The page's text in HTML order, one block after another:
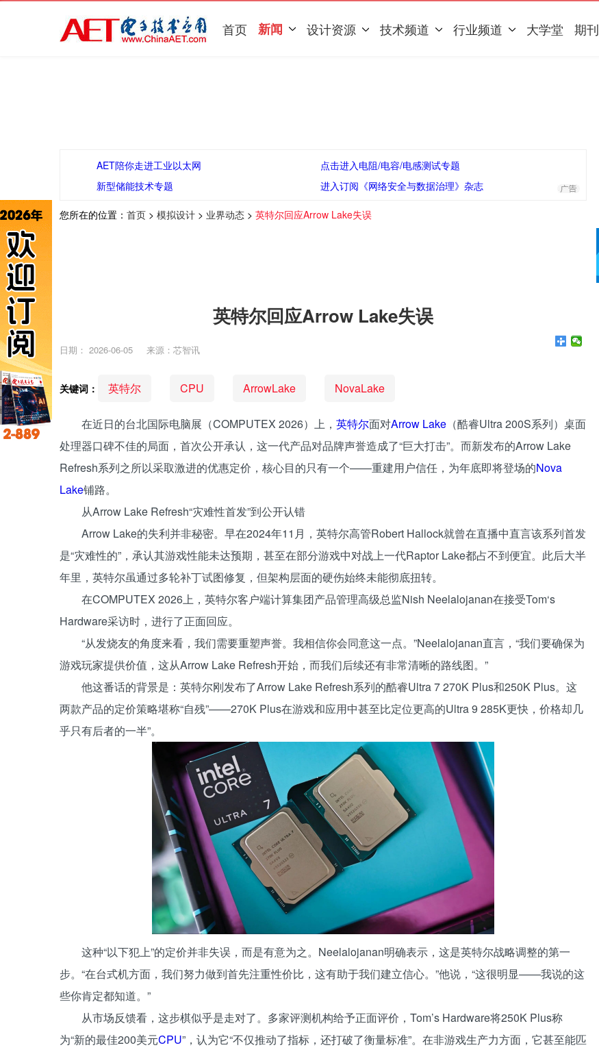
首页 新闻 设计资源 技术频道 行业频道 大学堂 期刊
AET陪你走进工业以太网
点击进入电阻/电容/电感测试专题
新型储能技术专题
进入订阅《网络安全与数据治理》杂志
您所在的位置： 首页 > 模拟设计 > 业界动态 > 英特尔回应Arrow Lake失误
英特尔回应Arrow Lake失误
日期： 2026-06-05 来源：芯智讯
关键词： 英特尔 CPU ArrowLake NovaLake
在近日的台北国际电脑展（COMPUTEX 2026）上， 英特尔面对Arrow Lake （酷睿Ultra 200S系列）桌面
处理器口碑不佳的局面，首次公开承认，这一代产品对品牌声誉造成了“巨大打击”。而新发布的Arrow Lake
Refresh系列之所以采取激进的优惠定价，核心目的只有一个——重建用户信任，为年底即将登场的Nova
Lake铺路。
从Arrow Lake Refresh“灾难性首发”到公开认错
Arrow Lake的失利并非秘密。早在2024年11月，英特尔高管Robert Hallock就曾在直播中直言该系列首发
是“灾难性的”，承认其游戏性能未达预期，甚至在部分游戏中对战上一代Raptor Lake都占不到便宜。此后大半
年里，英特尔虽通过多轮补丁试图修复，但架构层面的硬伤始终未能彻底扭转。
在COMPUTEX 2026上，英特尔客户端计算集团产品管理高级总监Nish Neelalojanan在接受Tom‘s
Hardware采访时，进行了正面回应。
“从发烧友的角度来看，我们需要重塑声誉。我相信你会同意这一点。”Neelalojanan直言，“我们要确保为
游戏玩家提供价值，这从Arrow Lake Refresh开始，而我们后续还有非常清晰的路线图。”
他这番话的背景是：英特尔刚发布了Arrow Lake Refresh系列的酷睿Ultra 7 270K Plus和250K Plus。这
两款产品的定价策略堪称“自残”——270K Plus在游戏和应用中甚至比定位更高的Ultra 9 285K更快，价格却几
乎只有后者的一半”。
这种“以下犯上”的定价并非失误，而是有意为之。Neelalojanan明确表示，这是英特尔战略调整的第一
步。“在台式机方面，我们努力做到首先注重性价比，这有助于我们建立信心。”他说，“这很明显——我说的这
些你肯定都知道。”
从市场反馈看，这步棋似乎是走对了。多家评测机构给予正面评价，Tom’s Hardware将250K Plus称
为“新的最佳200美元CPU”，认为它“不仅推动了指标，还打破了衡量标准”。在非游戏生产力方面，它甚至能匹